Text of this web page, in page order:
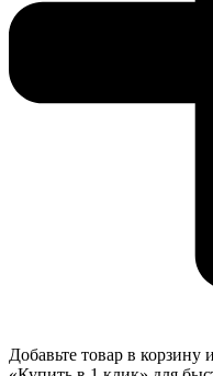
Добавьте товар в